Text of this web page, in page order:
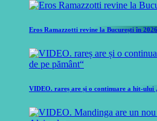
Eros Ramazzotti revine la București în 2026
VIDEO. rareș are și o continuare a hit-ului